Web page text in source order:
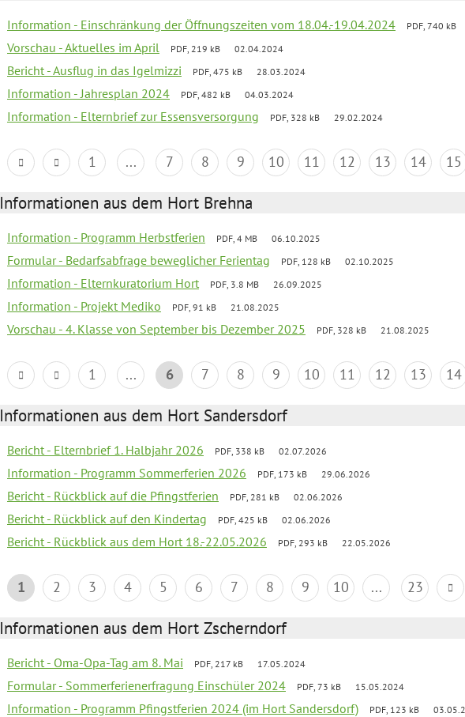
Information - Einschränkung der Öffnungszeiten vom 18.04.-19.04.2024 PDF, 740 kB
Vorschau - Aktuelles im April PDF, 219 kB 02.04.2024
Bericht - Ausflug in das Igelmizzi PDF, 475 kB 28.03.2024
Information - Jahresplan 2024 PDF, 482 kB 04.03.2024
Information - Elternbrief zur Essensversorgung PDF, 328 kB 29.02.2024
1 ... 7 8 9 10 11 12 13 14 15
Informationen aus dem Hort Brehna
Information - Programm Herbstferien PDF, 4 MB 06.10.2025
Formular - Bedarfsabfrage beweglicher Ferientag PDF, 128 kB 02.10.2025
Information - Elternkuratorium Hort PDF, 3.8 MB 26.09.2025
Information - Projekt Mediko PDF, 91 kB 21.08.2025
Vorschau - 4. Klasse von September bis Dezember 2025 PDF, 328 kB 21.08.2025
1 ... 6 7 8 9 10 11 12 13 14
Informationen aus dem Hort Sandersdorf
Bericht - Elternbrief 1. Halbjahr 2026 PDF, 338 kB 02.07.2026
Information - Programm Sommerferien 2026 PDF, 173 kB 29.06.2026
Bericht - Rückblick auf die Pfingstferien PDF, 281 kB 02.06.2026
Bericht - Rückblick auf den Kindertag PDF, 425 kB 02.06.2026
Bericht - Rückblick aus dem Hort 18.-22.05.2026 PDF, 293 kB 22.05.2026
1 2 3 4 5 6 7 8 9 10 ... 23
Informationen aus dem Hort Zscherndorf
Bericht - Oma-Opa-Tag am 8. Mai PDF, 217 kB 17.05.2024
Formular - Sommerferienerfragung Einschüler 2024 PDF, 73 kB 15.05.2024
Information - Programm Pfingstferien 2024 (im Hort Sandersdorf) PDF, 123 kB